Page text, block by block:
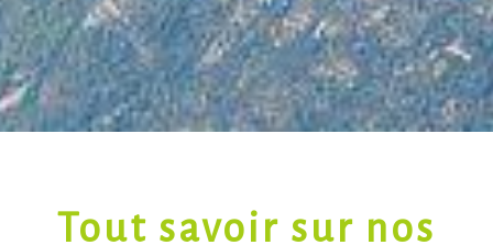
NOTRE DOMA
Tout savoir sur nos